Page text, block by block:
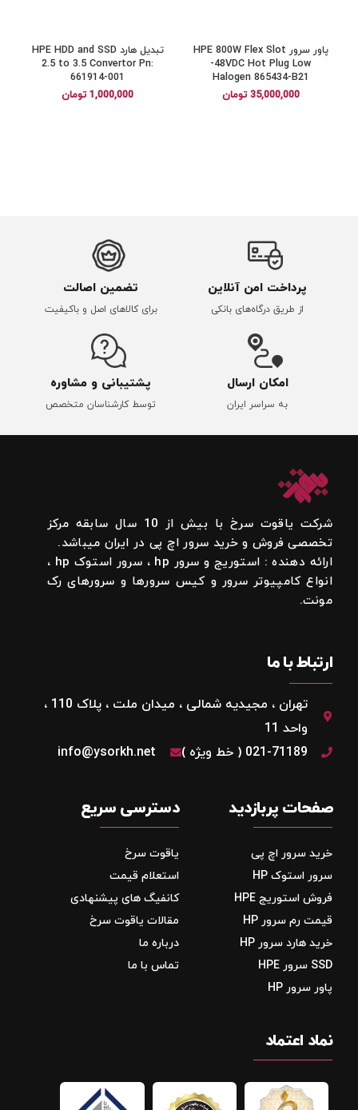
پاور سرور HPE 800W Flex Slot
-48VDC Hot Plug Low
Halogen 865434-B21
35,000,000 تومان
تبدیل هارد HPE HDD and SSD
2.5 to 3.5 Convertor Pn:
661914-001
1,000,000 تومان
پرداخت امن آنلاین
از طریق درگاه‌های بانکی
تضمین اصالت
برای کالاهای اصل و باکیفیت
امکان ارسال
به سراسر ایران
پشتیبانی و مشاوره
توسط کارشناسان متخصص
شرکت یاقوت سرخ با بیش از 10 سال سابقه مرکز
تخصصی فروش و خرید سرور اچ پی در ایران میباشد.
ارائه دهنده : استوریج و سرور hp ، سرور استوک hp ،
انواع کامپیوتر سرور و کیس سرورها و سرورهای رک
مونت.
ارتباط با ما
تهران ، مجیدیه شمالی ، میدان ملت ، پلاک 110 ،
واحد 11
021-71189 ( خط ویژه )
info@ysorkh.net
صفحات پربازدید
خرید سرور اچ پی
سرور استوک HP
فروش استوریج‌ HPE
قیمت رم سرور HP
خرید هارد سرور HP
SSD سرور HPE
پاور سرور HP
دسترسی سریع
یاقوت سرخ
استعلام قیمت
کانفیگ های پیشنهادی
مقالات یاقوت سرخ
درباره ما
تماس با ما
نماد اعتماد